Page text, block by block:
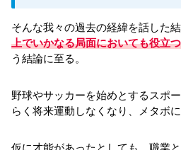
そんな我々の過去の経緯を話した結
上でいかなる局面においても役立
う結論に至る。
野球やサッカーを始めとするスポ
らく将来運動しなくなり、メタボに